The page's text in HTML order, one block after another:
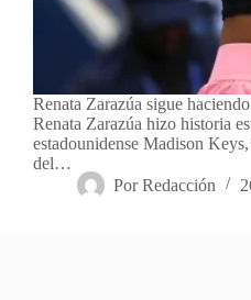
Renata Zarazúa sigue
Renata Zarazúa hizo historia
estadounidense Madison
del…
Por Redacción